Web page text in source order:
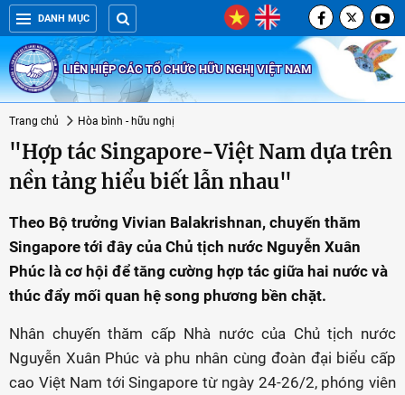
DANH MỤC
LIÊN HIỆP CÁC TỔ CHỨC HỮU NGHỊ VIỆT NAM
Trang chủ Hòa bình - hữu nghị
"Hợp tác Singapore-Việt Nam dựa trên
nền tảng hiểu biết lẫn nhau"
Theo Bộ trưởng Vivian Balakrishnan, chuyến thăm
Singapore tới đây của Chủ tịch nước Nguyễn Xuân
Phúc là cơ hội để tăng cường hợp tác giữa hai nước và
thúc đẩy mối quan hệ song phương bền chặt.
Nhân chuyến thăm cấp Nhà nước của Chủ tịch nước
Nguyễn Xuân Phúc và phu nhân cùng đoàn đại biểu cấp
cao Việt Nam tới Singapore từ ngày 24-26/2, phóng viên